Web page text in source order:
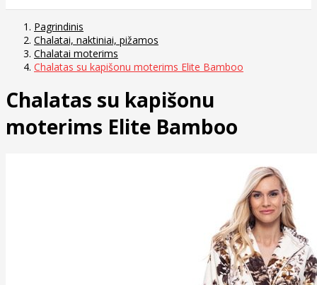
Pagrindinis
Chalatai, naktiniai, pižamos
Chalatai moterims
Chalatas su kapišonu moterims Elite Bamboo
Chalatas su kapišonu
moterims Elite Bamboo